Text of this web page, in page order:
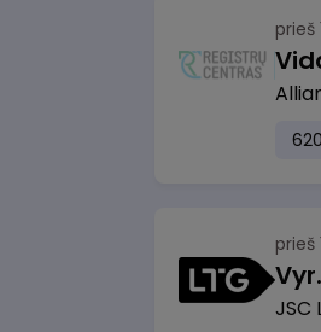
prieš
prieš
JSC